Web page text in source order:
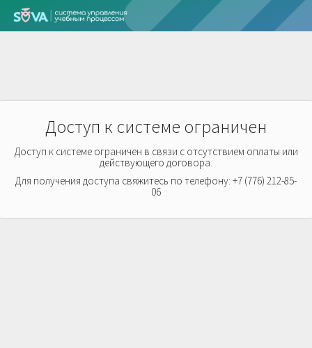
Доступ к системе ограничен
Доступ к системе ограничен в связи с отсутствием оплаты или
действующего договора.
Для получения доступа свяжитесь по телефону: +7 (776) 212-85-
06